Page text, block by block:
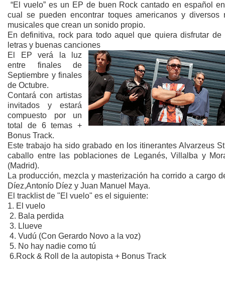
“El vuelo” es un EP de buen Rock cantado en español
cual se pueden encontrar toques americanos y diversos
musicales que crean un sonido propio.
En definitiva, rock para todo aquel que quiera disfrutar de
letras y buenas canciones
El EP verá la luz
entre finales de
Septiembre y finales
de Octubre.
Contará con artistas
invitados y estará
compuesto por un
total de 6 temas +
Bonus Track.
Este trabajo ha sido grabado en los itinerantes Alvarzeus
caballo entre las poblaciones de Leganés, Villalba y
(Madrid).
La producción, mezcla y masterización ha corrido a cargo
Díez,Antonío Díez y Juan Manuel Maya.
El tracklist de "El vuelo" es el siguiente:
1. El vuelo
2. Bala perdida
3. Llueve
4. Vudú (Con Gerardo Novo a la voz)
5. No hay nadie como tú
6.Rock & Roll de la autopista + Bonus Track